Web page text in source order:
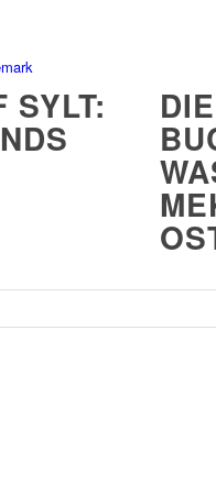
SYLT: